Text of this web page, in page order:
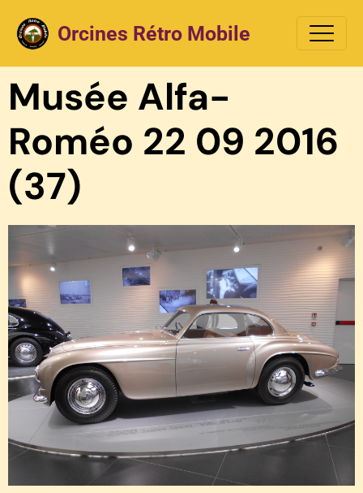
Orcines Rétro Mobile
Musée Alfa-
Roméo 22 09 2016
(37)